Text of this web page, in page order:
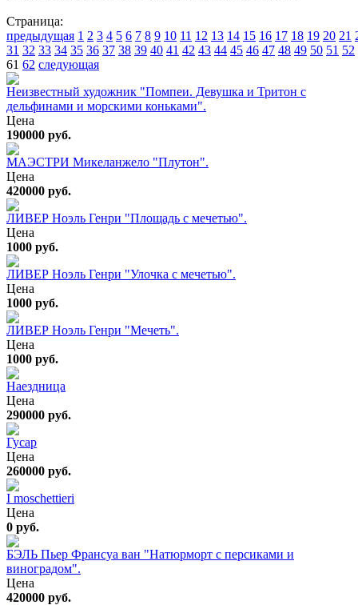
Страница:
предыдущая 1 2 3 4 5 6 7 8 9 10 11 12 13 14 15 16 17 18 19 20 21
31 32 33 34 35 36 37 38 39 40 41 42 43 44 45 46 47 48 49 50 51 52
61 62 следующая
Неизвестный художник "Помпеи. Девушка и Тритон с
дельфинами и морскими коньками".
Цена
190000 руб.
МАЭСТРИ Микеланжело "Плутон".
Цена
420000 руб.
ЛИВЕР Ноэль Генри "Площадь с мечетью".
Цена
1000 руб.
ЛИВЕР Ноэль Генри "Улочка с мечетью".
Цена
1000 руб.
ЛИВЕР Ноэль Генри "Мечеть".
Цена
1000 руб.
Наездница
Цена
290000 руб.
Гусар
Цена
260000 руб.
I moschettieri
Цена
0 руб.
БЭЛЬ Пьер Франсуа ван "Натюрморт с персиками и
виноградом".
Цена
420000 руб.